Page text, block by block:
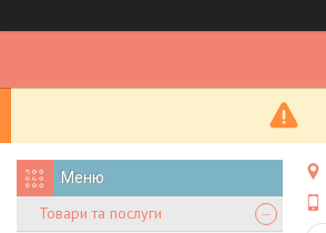
Товари та послуги